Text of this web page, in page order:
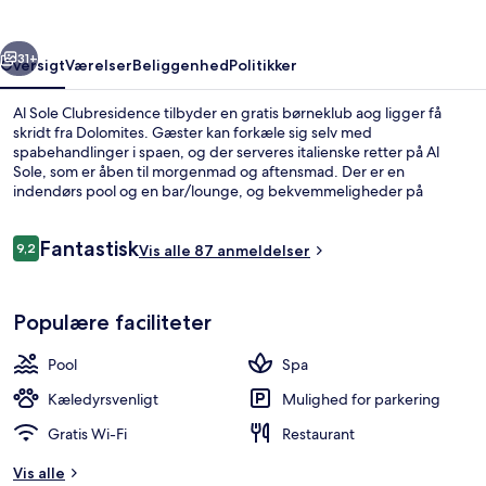
Næste
31+
OversigtVærelserBeliggenhedPolitikker
Al Sole Clubresidence tilbyder en gratis børneklub aog ligger få
skridt fra Dolomites. Gæster kan forkæle sig selv med
spabehandlinger i spaen, og der serveres italienske retter på Al
Sole, som er åben til morgenmad og aftensmad. Der er en
indendørs pool og en bar/lounge, og bekvemmeligheder på
Anmeldelser
9,29,2 ud af 10.
FantastiskVis alle 87 anmeldelser
Populære faciliteter
Pool
Spa
Kæledyrsvenligt
Mulighed for parkering
Gratis Wi-Fi
Restaurant
Vis alle